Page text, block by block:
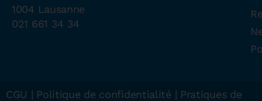
1004 Lausanne
021 661 34 34
CGU | Politique de confidentialité | Pratiques de